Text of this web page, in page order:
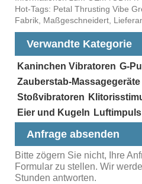
Hot-Tags: Petal Thrusting Vibe
Fabrik, Maßgeschneidert,
Verwandte Kategorie
Kaninchen Vibratoren G-
Zauberstab-Massagegeräte
Stoßvibratoren
Eier und Kugeln
Anfrage absenden
Bitte zögern Sie nicht, Ihre
Formular zu stellen. Wir
Stunden antworten.